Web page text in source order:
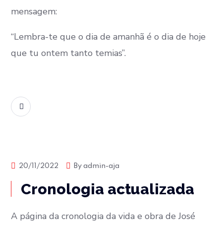
mensagem:
“Lembra-te que o dia de amanhã é o dia de hoje
que tu ontem tanto temias”.
Associação José Afonso
Cronologia
20/11/2022 Byadmin-aja
Cronologia actualizada
A página da cronologia da vida e obra de José